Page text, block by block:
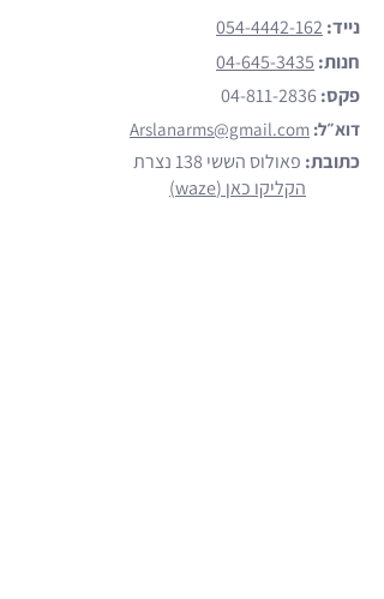
נייד: 054-4442-162
חנות: 04-645-3435
פקס:04-811-2836
דוא״ל: Arslanarms@gmail.com
כתובת: פאולוס הששי 138 נצרת
הקליקו כאן (waze)